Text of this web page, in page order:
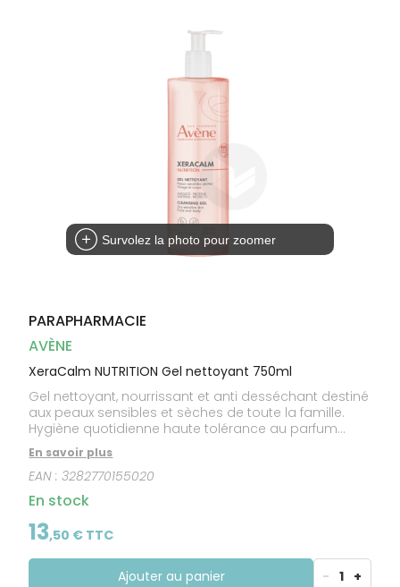
Survolez la photo pour zoomer
PARAPHARMACIE
AVÈNE
XeraCalm NUTRITION Gel nettoyant 750ml
Gel nettoyant, nourrissant et anti desséchant destiné
aux peaux sensibles et sèches de toute la famille.
Hygiène quotidienne haute tolérance au parfum
léger qui nettoie en douceur et apporte un confort
cutané. Formulé à base de 99% d’ingrédients
d’origine naturelle, ce gel nettoyant visage et corps
respecte les peaux les plus sensibles. Sa texture gel
sans savon au pH neutre pour la peau mousse à
l’application, et ne pique pas les yeux, ni les zones
intimes externes. Il bénéficie d'une démarche
écoresponsable.
En savoir plus
EAN :3282770155020
En stock
13,50 € TTC
Ajouter au panier - 1 +